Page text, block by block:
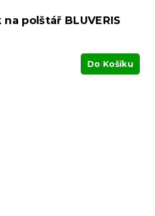
polštář BLUVERIS
Do Košíku